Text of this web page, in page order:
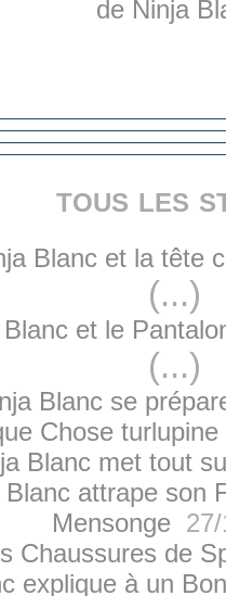
tous les
Blanc et la tête
(...)
Blanc et le
(...)
Blanc se
Chose
Blanc met tout
Blanc attrape son
Mensonge27/
Chaussures de
explique à un